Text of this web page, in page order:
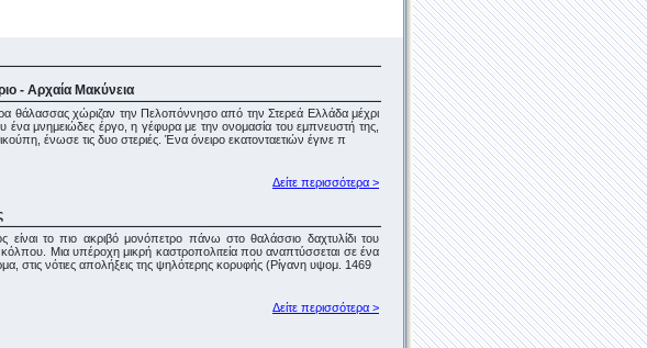
- Αρχαία Μακύνεια
θάλασσας χώριζαν την Πελοπόννησο από την Στερεά Ελλάδα μέχρι
ένα μνημειώδες έργο, η γέφυρα με την ονομασία του εμπνευστή της,
ένωσε τις δυο στεριές. Ένα όνειρο εκατονταετιών έγινε π
Δείτε περισσότερα >
είναι το πιο ακριβό μονόπετρο πάνω στο θαλάσσιο δαχτυλίδι του
κόλπου. Μια υπέροχη μικρή καστροπολιτεία που αναπτύσσεται σε ένα
στις νότιες απολήξεις της ψηλότερης κορυφής (Ρίγανη υψομ. 1469
Δείτε περισσότερα >